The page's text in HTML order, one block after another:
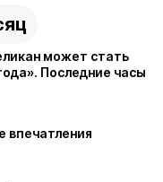
может стать
Последние часы
впечатления